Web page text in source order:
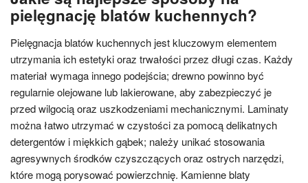
pielęgnację blatów kuchennych?
Pielęgnacja blatów kuchennych jest kluczowym elementem
utrzymania ich estetyki oraz trwałości przez długi czas. Każdy
materiał wymaga innego podejścia; drewno powinno być
regularnie olejowane lub lakierowane, aby zabezpieczyć je
przed wilgocią oraz uszkodzeniami mechanicznymi. Laminaty
można łatwo utrzymać w czystości za pomocą delikatnych
detergentów i miękkich gąbek; należy unikać stosowania
agresywnych środków czyszczących oraz ostrych narzędzi,
które mogą porysować powierzchnię. Kamienne blaty